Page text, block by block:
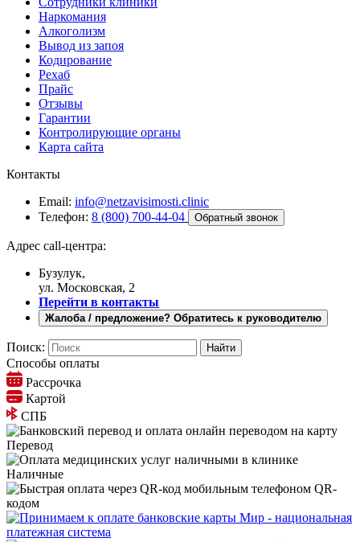
Наркомания
Алкоголизм
Вывод из запоя
Кодирование
Рехаб
Прайс
Отзывы
Гарантии
Контролирующие органы
Карта сайта
Контакты
Email: info@netzavisimosti.clinic
Телефон: 8 (800) 700-44-04 Обратный звонок
Адрес call-центра:
Бузулук,
ул. Московская, 2
Перейти в контакты
Жалоба / предложение? Обратитесь к руководителю
Поиск:
Способы оплаты
Рассрочка
Картой
СПБ
Перевод
Наличные
QR-
кодом